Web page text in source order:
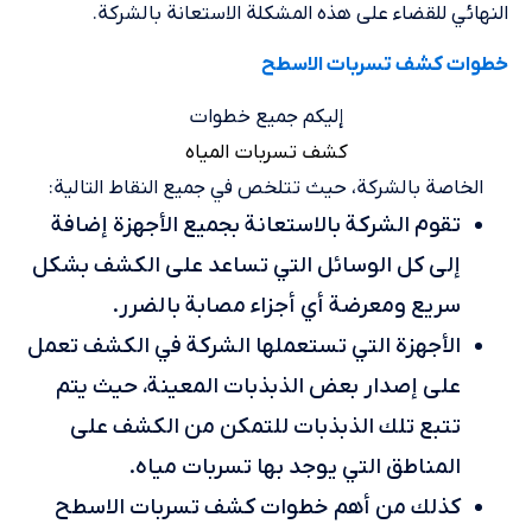
النهائي للقضاء على هذه المشكلة الاستعانة بالشركة.
خطوات كشف تسربات الاسطح
إليكم جميع خطوات
كشف تسربات المياه
الخاصة بالشركة، حيث تتلخص في جميع النقاط التالية:
تقوم الشركة بالاستعانة بجميع الأجهزة إضافة
إلى كل الوسائل التي تساعد على الكشف بشكل
سريع ومعرضة أي أجزاء مصابة بالضرر.
الأجهزة التي تستعملها الشركة في الكشف تعمل
على إصدار بعض الذبذبات المعينة، حيث يتم
تتبع تلك الذبذبات للتمكن من الكشف على
المناطق التي يوجد بها تسربات مياه.
كذلك من أهم خطوات كشف تسربات الاسطح